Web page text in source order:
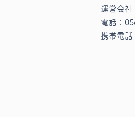
運営会
電話：
携帯電話